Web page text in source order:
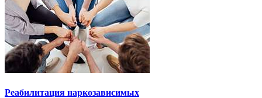
Реабилитация наркозависимых